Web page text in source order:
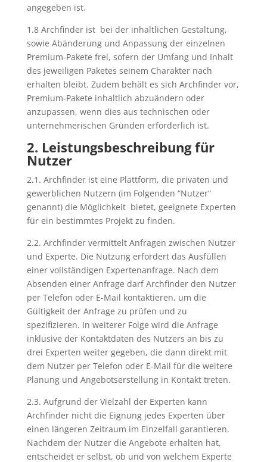
angegeben ist.
1.8 Archfinder ist bei der inhaltlichen Gestaltung,
sowie Abänderung und Anpassung der einzelnen
Premium-Pakete frei, sofern der Umfang und Inhalt
des jeweiligen Paketes seinem Charakter nach
erhalten bleibt. Zudem behält es sich Archfinder vor,
Premium-Pakete inhaltlich abzuändern oder
anzupassen, wenn dies aus technischen oder
unternehmerischen Gründen erforderlich ist.
2. Leistungsbeschreibung für
Nutzer
2.1. Archfinder ist eine Plattform, die privaten und
gewerblichen Nutzern (im Folgenden “Nutzer”
genannt) die Möglichkeit bietet, geeignete Experten
für ein bestimmtes Projekt zu finden.
2.2. Archfinder vermittelt Anfragen zwischen Nutzer
und Experte. Die Nutzung erfordert das Ausfüllen
einer vollständigen Expertenanfrage. Nach dem
Absenden einer Anfrage darf Archfinder den Nutzer
per Telefon oder E-Mail kontaktieren, um die
Gültigkeit der Anfrage zu prüfen und zu
spezifizieren. In weiterer Folge wird die Anfrage
inklusive der Kontaktdaten des Nutzers an bis zu
drei Experten weiter gegeben, die dann direkt mit
dem Nutzer per Telefon oder E-Mail für die weitere
Planung und Angebotserstellung in Kontakt treten.
2.3. Aufgrund der Vielzahl der Experten kann
Archfinder nicht die Eignung jedes Experten über
einen längeren Zeitraum im Einzelfall garantieren.
Nachdem der Nutzer die Angebote erhalten hat,
entscheidet er selbst, ob und von welchem Experte